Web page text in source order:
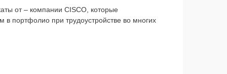
от – компании СISCO, которые
портфолио при трудоустройстве во многих